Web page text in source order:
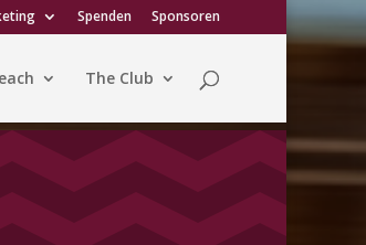
Spenden Sponsoren
The Club